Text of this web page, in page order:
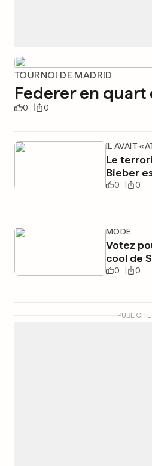
TOURNOI DE MADRID
Federer en quart
0 0
IL AVAIT
Le
Bieber
0 0
MODE
Votez
cool de
0 0
PUBLICITÉ